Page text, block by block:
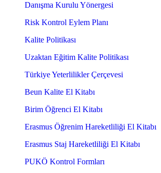
Danışma Kurulu Yönergesi
Risk Kontrol Eylem Planı
Kalite Politikası
Uzaktan Eğitim Kalite Politikası
Türkiye Yeterlilikler Çerçevesi
Beun Kalite El Kitabı
Birim Öğrenci El Kitabı
Erasmus Öğrenim Hareketliliği El Kitabı
Erasmus Staj Hareketliliği El Kitabı
PUKÖ Kontrol Formları